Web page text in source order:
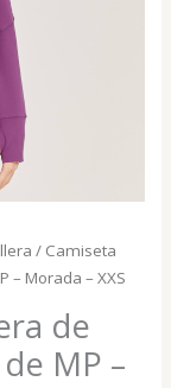
/ Camiseta
– Morada – XXS
de
MP –